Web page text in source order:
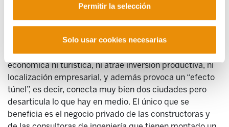
Permitir la selección
Solo usar cookies necesarias
con rentas muy altas, claro ejemplo de que es una
enorme aportación presupuestaria a la ciudadanía con
Según Hoyos y Bel, el TAV tampoco genera actividad
económica ni turística, ni atrae inversión productiva, ni
localización empresarial, y además provoca un “efecto
túnel”, es decir, conecta muy bien dos ciudades pero
desarticula lo que hay en medio. El único que se
beneficia es el negocio privado de las constructoras y